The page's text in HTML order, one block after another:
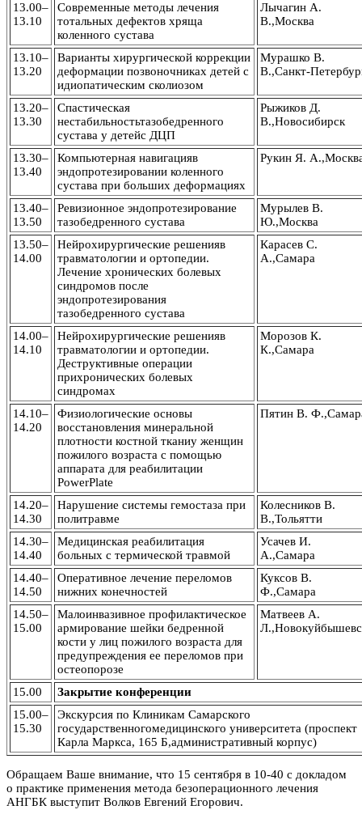
13.00–
13.10
Современные методы лечения
тотальных дефектов хряща
коленного сустава
Лычагин А.
В.,Москва
13.10–
13.20
Варианты хирургической коррекции
деформации позвоночниках детей с
идиопатическим сколиозом
Мурашко В.
В.,Санкт-
13.20–
13.30
Спастическая
нестабильностьтазобедренного
сустава у детейс ДЦП
Рыжиков Д.
В.,Новосибирск
13.30–
13.40
Компьютерная навигацияв
эндопротезировании коленного
сустава при больших деформациях
Рукин Я.
13.40–
13.50
Ревизионное эндопротезирование
тазобедренного сустава
Мурылев В.
Ю.,Москва
13.50–
14.00
Нейрохирургические решенияв
травматологии и ортопедии.
Лечение хронических болевых
синдромов после
эндопротезирования
тазобедренного сустава
Карасев С.
А.,Самара
14.00–
14.10
Нейрохирургические решенияв
травматологии и ортопедии.
Деструктивные операции
прихронических болевых
синдромах
Морозов К.
К.,Самара
14.10–
14.20
Физиологические основы
восстановления минеральной
плотности костной тканиу женщин
пожилого возраста с помощью
аппарата для реабилитации
PowerPlate
Пятин В.
14.20–
14.30
Нарушение системы гемостаза при
политравме
Колесников В.
В.,Тольятти
14.30–
14.40
Медицинская реабилитация
больных с термической травмой
Усачев И.
А.,Самара
14.40–
14.50
Оперативное лечение переломов
нижних конечностей
Куксов В.
Ф.,Самара
14.50–
15.00
Малоинвазивное профилактическое
армирование шейки бедренной
кости у лиц пожилого возраста для
предупреждения ее переломов при
остеопорозе
Матвеев А.
15.00
Закрытие конференции
15.00–
15.30
Экскурсия по Клиникам Самарского
государственногомедицинского университета (проспект
Карла Маркса, 165 Б,административный корпус)
Обращаем Ваше внимание, что 15 сентября в 10-40 с докладом
о практике применения метода безоперационного лечения
АНГБК выступит Волков Евгений Егорович.